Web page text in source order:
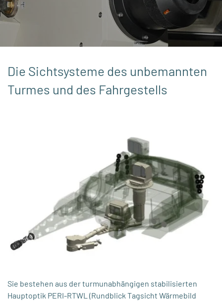
Die Sichtsysteme des unbemannten
Turmes und des Fahrgestells
Sie bestehen aus der turmunabhängigen stabilisierten
Hauptoptik PERI-RTWL (Rundblick Tagsicht Wärmebild